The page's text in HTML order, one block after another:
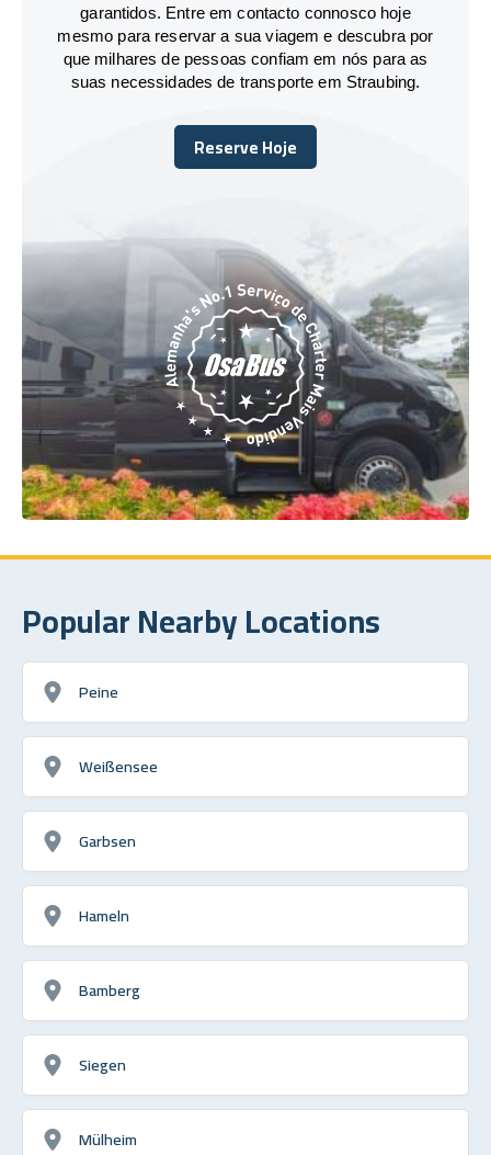
garantidos. Entre em contacto connosco hoje
mesmo para reservar a sua viagem e descubra por
que milhares de pessoas confiam em nós para as
suas necessidades de transporte em Straubing.
Reserve Hoje
Reserve Hoje
Popular Nearby Locations
Peine
Weißensee
Garbsen
Hameln
Bamberg
Siegen
Mülheim